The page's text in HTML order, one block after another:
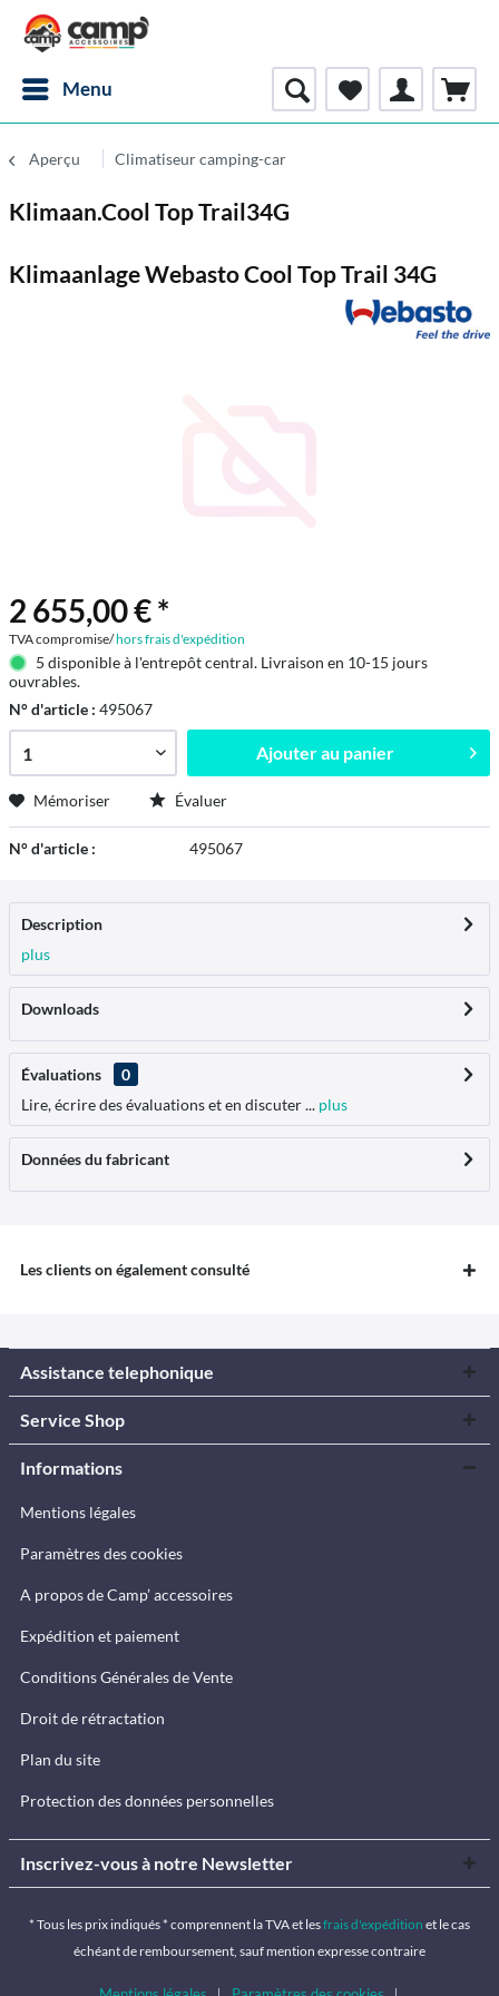
Menu
Aperçu Climatiseur camping-car
Klimaan.Cool Top Trail34G
Klimaanlage Webasto Cool Top Trail 34G
2 655,00 € *
TVA compromise/hors frais d'expédition
5 disponible à l'entrepôt central. Livraison en 10-15 jours
ouvrables.
N° d'article : 495067
Ajouter au panier
Mémoriser Évaluer
N° d'article : 495067
Description
plus
Downloads
Évaluations
0
Lire, écrire des évaluations et en discuter ... plus
Données du fabricant
Les clients on également consulté
Assistance telephonique
Service Shop
Informations
Mentions légales
Paramètres des cookies
A propos de Camp’ accessoires
Expédition et paiement
Conditions Générales de Vente
Droit de rétractation
Plan du site
Protection des données personnelles
Inscrivez-vous à notre Newsletter
* Tous les prix indiqués * comprennent la TVA et lesfrais d'expédition et le cas
échéant de remboursement, sauf mention expresse contraire